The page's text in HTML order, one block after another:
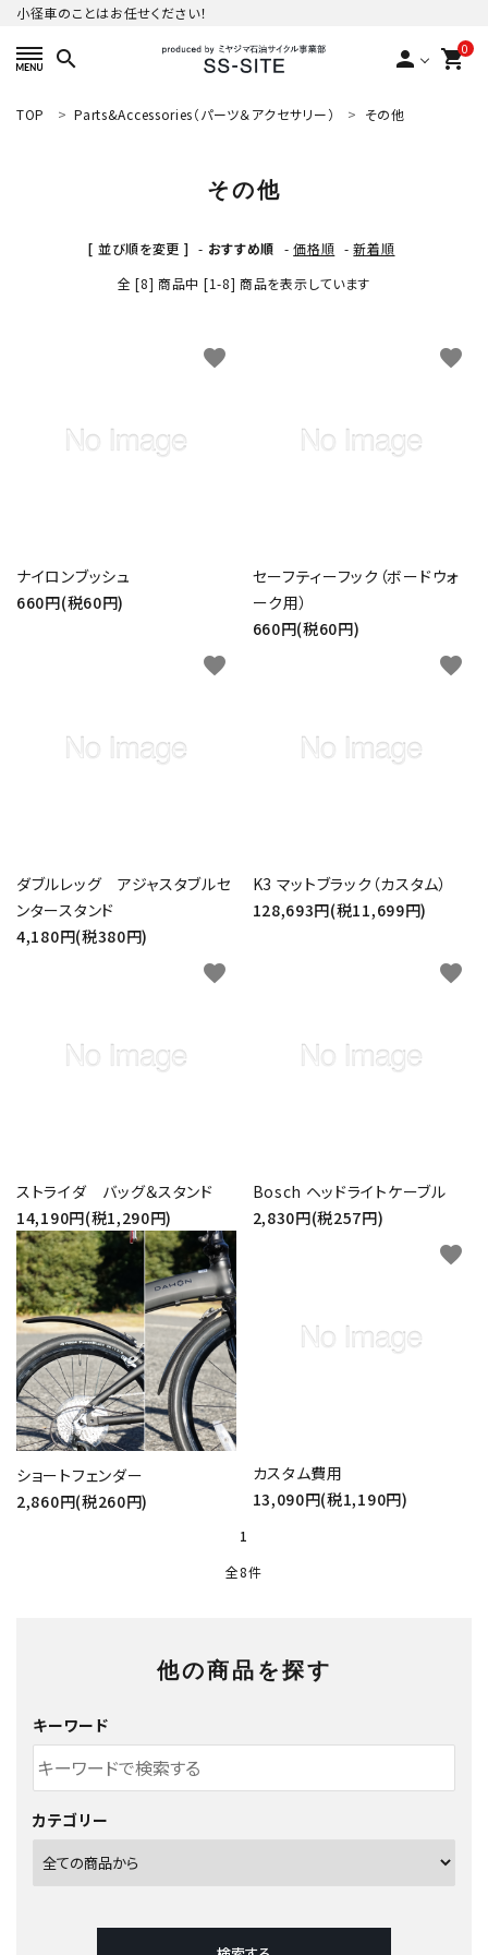
小径車のことはお任せください！
search person 0
shopping_cart
ACCOUNT MENU
新規会員登録
カテゴリーから探す
特定商取引法について
TOP Parts&Accessories（パーツ＆アクセサリー） その他
その他
[ 並び順を変更 ] - おすすめ順 -価格順 -新着順
全 [8] 商品中 [1-8] 商品を表示しています
ナイロンブッシュ
660円(税60円)
favorite
セーフティーフック（ボードウォ
ーク用）
660円(税60円)
favorite
ダブルレッグ アジャスタブルセ
ンタースタンド
4,180円(税380円)
favorite
K3 マットブラック（カスタム）
128,693円(税11,699円)
favorite
ストライダ バッグ＆スタンド
14,190円(税1,290円)
favorite
Bosch ヘッドライトケーブル
2,830円(税257円)
favorite
ショートフェンダー
2,860円(税260円)
favorite
カスタム費用
13,090円(税1,190円)
favorite
1
全8件
他の商品を探す
キーワード
カテゴリー